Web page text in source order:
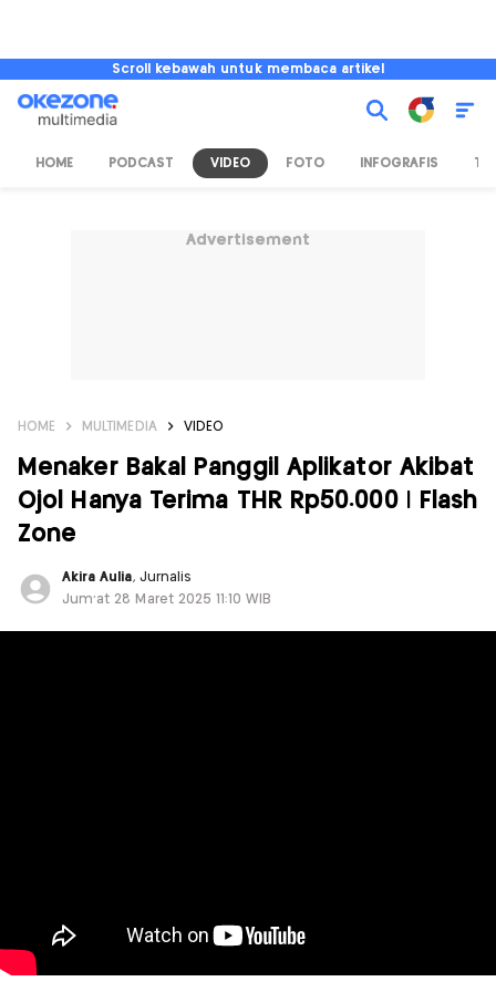
Scroll kebawah untuk membaca artikel
HOME PODCAST VIDEO FOTO INFOGRAFIS TV
Advertisement
HOME MULTIMEDIA VIDEO
Menaker Bakal Panggil Aplikator Akibat
Ojol Hanya Terima THR Rp50.000 | Flash
Zone
Akira Aulia, Jurnalis
Jum'at 28 Maret 2025 11:10 WIB